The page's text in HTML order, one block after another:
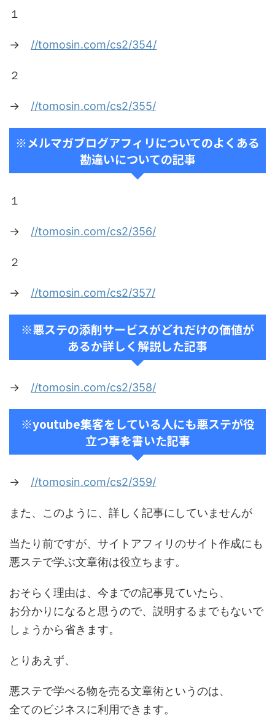
１
→ //tomosin.com/cs2/354/
２
→ //tomosin.com/cs2/355/
※メルマガブログアフィリについてのよくある
勘違いについての記事
１
→ //tomosin.com/cs2/356/
２
→ //tomosin.com/cs2/357/
※悪ステの添削サービスがどれだけの価値が
あるか詳しく解説した記事
→ //tomosin.com/cs2/358/
※youtube集客をしている人にも悪ステが役
立つ事を書いた記事
→ //tomosin.com/cs2/359/
また、このように、詳しく記事にしていませんが
当たり前ですが、サイトアフィリのサイト作成にも
悪ステで学ぶ文章術は役立ちます。
おそらく理由は、今までの記事見ていたら、
お分かりになると思うので、説明するまでもないで
しょうから省きます。
とりあえず、
悪ステで学べる物を売る文章術というのは、
全てのビジネスに利用できます。